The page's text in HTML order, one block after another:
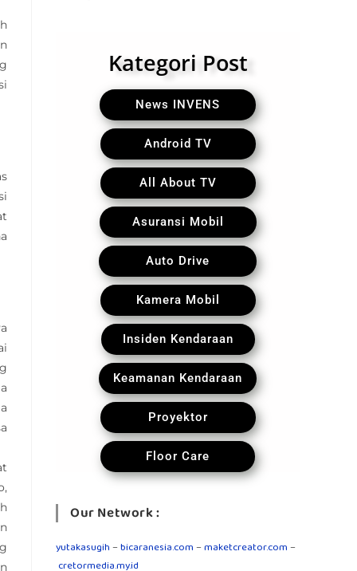
Kategori Post
News INVENS
Android TV
All About TV
Asuransi Mobil
Auto Drive
Kamera Mobil
Insiden Kendaraan
Keamanan Kendaraan
Proyektor
Floor Care
Our Network :
yutakasugih–bicaranesia.com–maketcreator.com–
cretormedia.my.id